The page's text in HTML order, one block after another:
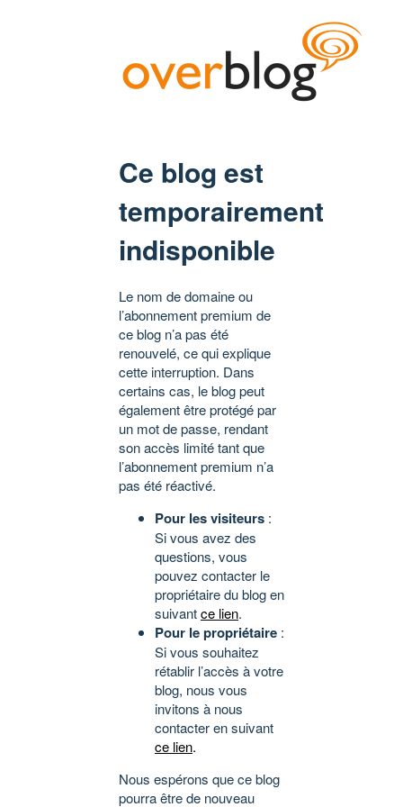
Ce blog est
temporairement
indisponible
Le nom de domaine ou
l’abonnement premium de
ce blog n’a pas été
renouvelé, ce qui explique
cette interruption. Dans
certains cas, le blog peut
également être protégé par
un mot de passe, rendant
son accès limité tant que
l’abonnement premium n’a
pas été réactivé.
Pour les visiteurs :
Si vous avez des
questions, vous
pouvez contacter le
propriétaire du blog en
suivantce lien.
Pour le propriétaire :
Si vous souhaitez
rétablir l’accès à votre
blog, nous vous
invitons à nous
contacter en suivant
ce lien.
Nous espérons que ce blog
pourra être de nouveau